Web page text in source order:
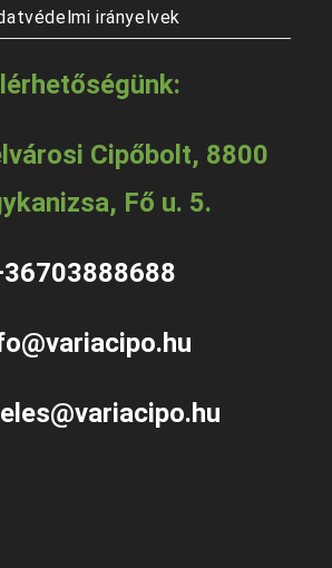
irányelvek
Cipőbolt, 8800
Fő u. 5.